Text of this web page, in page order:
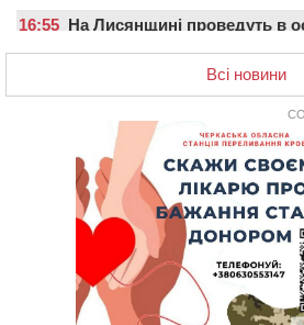
16:55 На Лисянщині проведуть в
У Дахнівському лісництві
незаконне будівництво
У лікарні померла жінка, яку
в Черкаському районі збила
Від Чернівців до Бакоти: пів
“Черкасиобленерго” побували
У Монастирищі зустріли
полон під час бою на Київщині
Постраждав водій і
Чорнобаї мотоцикліст
Всі новини